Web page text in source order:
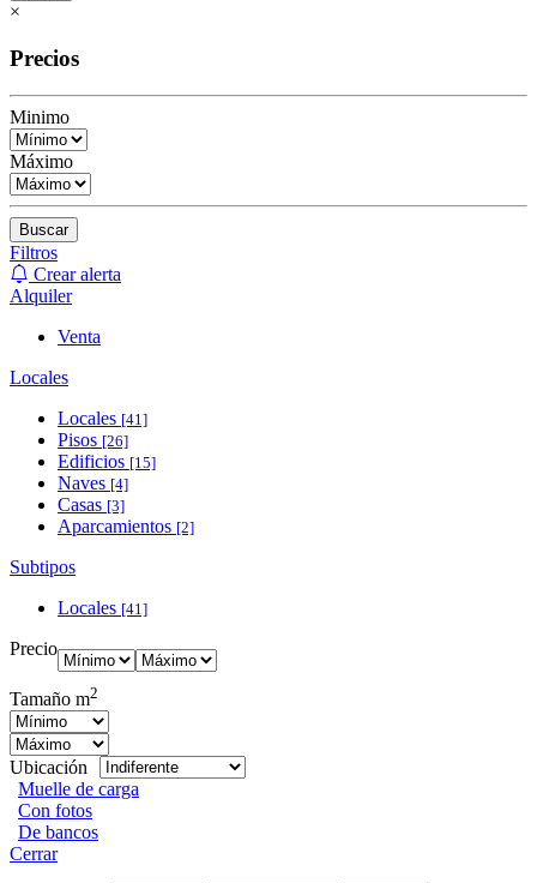
×
Precios
Minimo
Máximo
Buscar
Filtros
Crear alerta
Alquiler
Venta
Locales
Locales [41]
Pisos [26]
Edificios [15]
Naves [4]
Casas [3]
Aparcamientos [2]
Subtipos
Locales [41]
Precio
Tamaño m2
Ubicación
Muelle de carga
Con fotos
De bancos
Cerrar